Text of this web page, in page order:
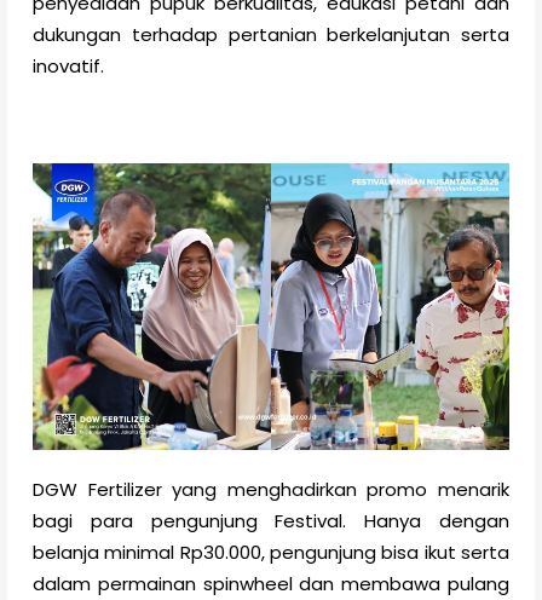
dukungan terhadap pertanian berkelanjutan serta
inovatif.
DGW Fertilizer yang menghadirkan promo menarik
bagi para pengunjung Festival. Hanya dengan
belanja minimal Rp30.000, pengunjung bisa ikut serta
dalam permainan spinwheel dan membawa pulang